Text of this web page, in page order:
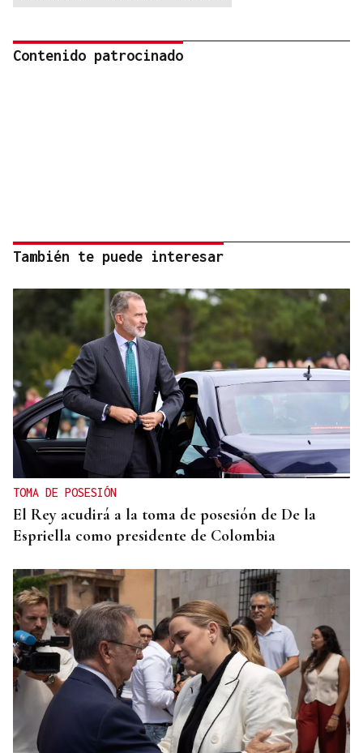
Contenido patrocinado
También te puede interesar
TOMA DE POSESIÓN
El Rey acudirá a la toma de posesión de De la
Espriella como presidente de Colombia